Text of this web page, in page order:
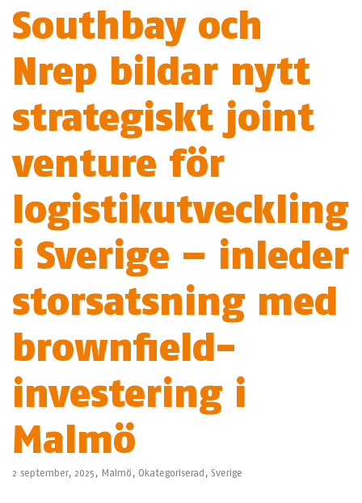
Southbay och
Nrep bildar nytt
strategiskt joint
venture för
logistikutveckling
i Sverige – inleder
storsatsning med
brownfield-
investering i
Malmö
2 september, 2025, Malmö , Okategoriserad , Sverige